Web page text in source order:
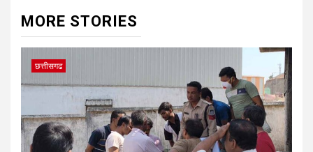
MORE STORIES
छत्तीसगढ